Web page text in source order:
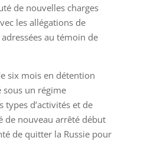
de nouvelles charges
les allégations de
au témoin de
six mois en détention
sous un régime
types d’activités et de
de nouveau arrêté début
de quitter la Russie pour